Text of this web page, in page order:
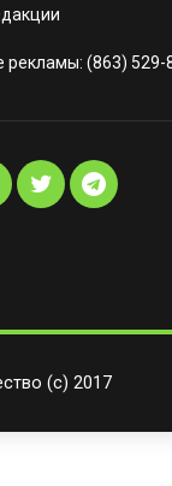
рекламы: (863) 529-
(с) 2017